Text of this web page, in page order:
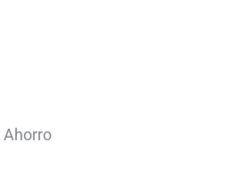
Ahorro